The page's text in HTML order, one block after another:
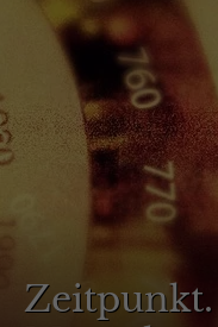
Zeitpunkt.